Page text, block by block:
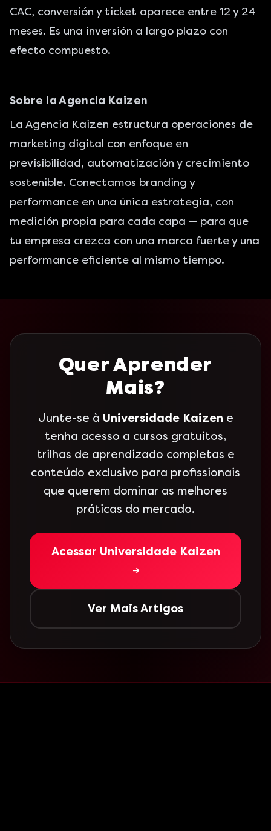
CAC, conversión y ticket aparece entre 12 y 24
meses. Es una inversión a largo plazo con
efecto compuesto.
Sobre la Agencia Kaizen
La Agencia Kaizen estructura operaciones de
marketing digital con enfoque en
previsibilidad, automatización y crecimiento
sostenible. Conectamos branding y
performance en una única estrategia, con
medición propia para cada capa — para que
tu empresa crezca con una marca fuerte y una
performance eficiente al mismo tiempo.
Quer Aprender
Mais?
Junte-se à Universidade Kaizen e
tenha acesso a cursos gratuitos,
trilhas de aprendizado completas e
conteúdo exclusivo para profissionais
que querem dominar as melhores
práticas do mercado.
Acessar Universidade Kaizen
→
Ver Mais Artigos